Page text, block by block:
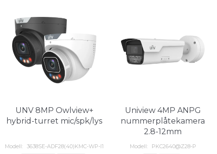
UNV 8MP Owlview+
hybrid-turret mic/spk/lys
Modell: 3638SE-ADF28(40)KMC-WP-I1
Uniview 4MP ANPG
nummerplåtekamera
2.8-12mm
Modell: PKC2640@Z28-P